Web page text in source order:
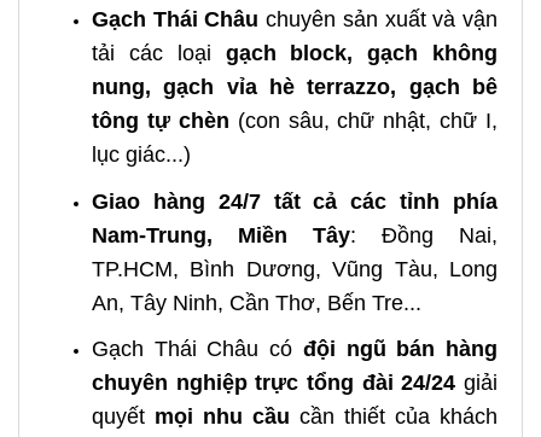
Gạch Thái Châuchuyên sản xuất và vận
tải các loại gạch block, gạch không
nung, gạch vỉa hè terrazzo, gạch bê
tông tự chèn (con sâu, chữ nhật, chữ I,
lục giác...)
Giao hàng 24/7 tất cả các tỉnh phía
Nam-Trung, Miền Tây: Đồng Nai,
TP.HCM, Bình Dương, Vũng Tàu, Long
An, Tây Ninh, Cần Thơ, Bến Tre...
Gạch Thái Châu có đội ngũ bán hàng
chuyên nghiệp trực tổng đài 24/24 giải
quyết mọi nhu cầu cần thiết của khách